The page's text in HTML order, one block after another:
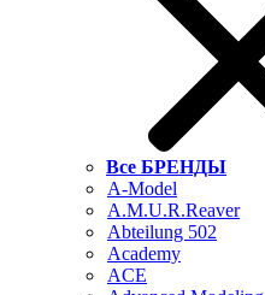
Все БРЕНДЫ
A-Model
A.M.U.R.Reaver
Abteilung 502
Academy
ACE